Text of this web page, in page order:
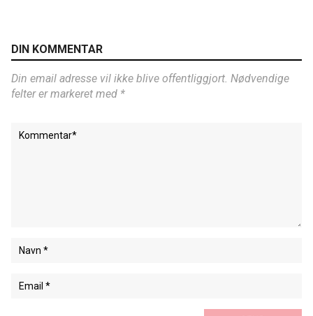
DIN KOMMENTAR
Din email adresse vil ikke blive offentliggjort. Nødvendige
felter er markeret med *